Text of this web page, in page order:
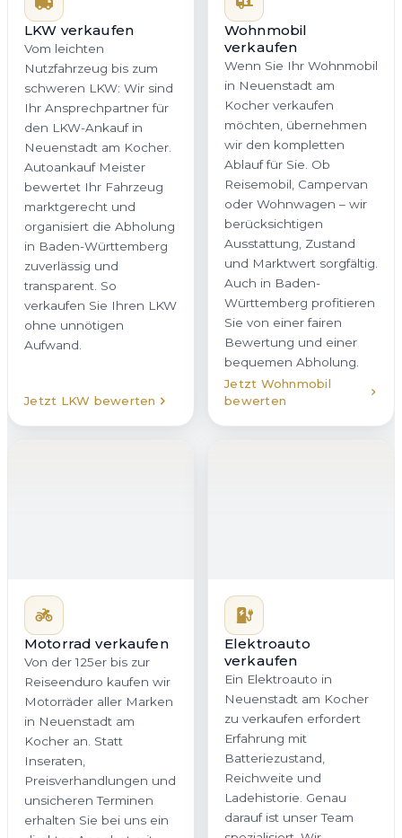
LKW verkaufen
Vom leichten
Nutzfahrzeug bis zum
schweren LKW: Wir sind
Ihr Ansprechpartner für
den LKW-Ankauf in
Neuenstadt am Kocher.
Autoankauf Meister
bewertet Ihr Fahrzeug
marktgerecht und
organisiert die Abholung
in Baden-Württemberg
zuverlässig und
transparent. So
verkaufen Sie Ihren LKW
ohne unnötigen
Aufwand.
Jetzt LKW bewerten
Kocher verkaufen
möchten, übernehmen
wir den kompletten
Ablauf für Sie. Ob
Reisemobil, Campervan
oder Wohnwagen – wir
berücksichtigen
Ausstattung, Zustand
und Marktwert sorgfältig.
Auch in Baden-
Württemberg profitieren
Sie von einer fairen
Bewertung und einer
bequemen Abholung.
bewerten
Inseraten,
Preisverhandlungen und
unsicheren Terminen
erhalten Sie bei uns ein
in Baden-Württemberg
Erfahrung mit
Batteriezustand,
Reichweite und
Ladehistorie. Genau
darauf ist unser Team
spezialisiert. Wir
bewerten Ihr E-Auto
nachvollziehbar,
marktorientiert und fair,
damit Sie in Baden-
Württemberg ein
realistisches Angebot
ohne versteckte Abzüge